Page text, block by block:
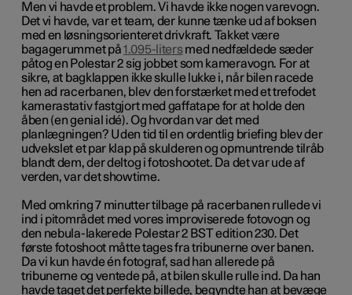
Men vi havde et problem. Vi havde ikke nogen varevogn.
Det vi havde, var et team, der kunne tænke ud af boksen
med en løsningsorienteret drivkraft. Takket være
bagagerummet på1.095-litersmed nedfældede sæder
påtog en Polestar 2 sig jobbet som kameravogn. For at
sikre, at bagklappen ikke skulle lukke i, når bilen racede
hen ad racerbanen, blev den forstærket med et trefodet
kamerastativ fastgjort med gaffatape for at holde den
åben (en genial idé). Og hvordan var det med
planlægningen? Uden tid til en ordentlig briefing blev der
udvekslet et par klap på skulderen og opmuntrende tilråb
blandt dem, der deltog i fotoshootet. Da det var ude af
verden, var det showtime.
Med omkring 7 minutter tilbage på racerbanen rullede vi
ind i pitområdet med vores improviserede fotovogn og
den nebula-lakerede Polestar 2 BST edition 230. Det
første fotoshoot måtte tages fra tribunerne over banen.
Da vi kun havde én fotograf, sad han allerede på
tribunerne og ventede på, at bilen skulle rulle ind. Da han
havde taget det perfekte billede, begyndte han at bevæge